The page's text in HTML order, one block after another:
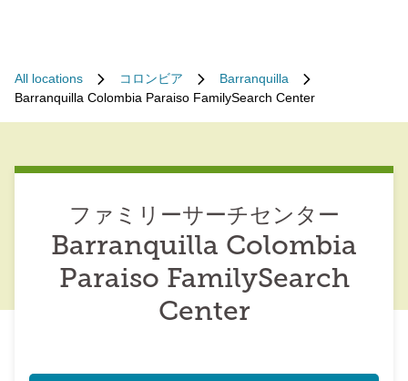
All locations コロンビア
Barranquilla
Barranquilla Colombia Paraiso FamilySearch Center
ファミリーサーチセンター
Barranquilla Colombia
Paraiso FamilySearch
Center